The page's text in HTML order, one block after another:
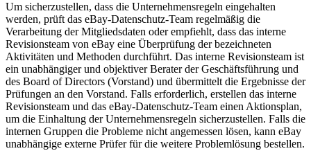
Um sicherzustellen, dass die Unternehmensregeln eingehalten
werden, prüft das eBay-Datenschutz-Team regelmäßig die
Verarbeitung der Mitgliedsdaten oder empfiehlt, dass das interne
Revisionsteam von eBay eine Überprüfung der bezeichneten
Aktivitäten und Methoden durchführt. Das interne Revisionsteam ist
ein unabhängiger und objektiver Berater der Geschäftsführung und
des Board of Directors (Vorstand) und übermittelt die Ergebnisse der
Prüfungen an den Vorstand. Falls erforderlich, erstellen das interne
Revisionsteam und das eBay-Datenschutz-Team einen Aktionsplan,
um die Einhaltung der Unternehmensregeln sicherzustellen. Falls die
internen Gruppen die Probleme nicht angemessen lösen, kann eBay
unabhängige externe Prüfer für die weitere Problemlösung bestellen.